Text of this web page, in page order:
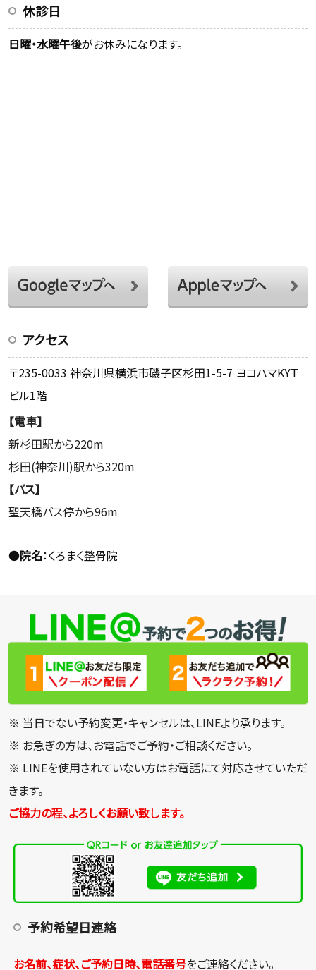
休診日
日曜・水曜午後がお休みになります。
アクセス
〒235-0033 神奈川県横浜市磯子区杉田1-5-7 ヨコハマKYT
ビル1階
【電車】
新杉田駅から220m
杉田(神奈川)駅から320m
【バス】
聖天橋バス停から96m
●院名：くろまく整骨院
※ 当日でない予約変更・キャンセルは、LINEより承ります。
※ お急ぎの方は、お電話でご予約・ご相談ください。
※ LINEを使用されていない方はお電話にて対応させていただ
きます。
ご協力の程、よろしくお願い致します。
予約希望日連絡
お名前、症状、ご予約日時、電話番号をご連絡ください。